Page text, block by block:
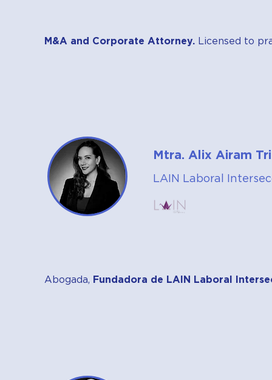
M&A and Corporate Attorney. Licensed to
Mtra. Alix Airam
LAIN Laboral
Abogada, Fundadora de LAIN Laboral